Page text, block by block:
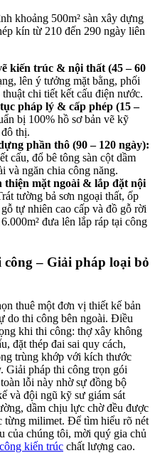
khoảng 500m² sàn xây dựng
kín từ 210 đến 290 ngày liên
kiến trúc & nội thất (45 – 60
lên ý tưởng mặt bằng, phối
chi tiết kết cấu điện nước.
pháp lý & cấp phép (15 –
bị 100% hồ sơ bản vẽ kỹ
thị.
phần thô (90 – 120 ngày):
cấu, đổ bê tông sàn cột dầm
và ngăn chia công năng.
thiện mặt ngoài & lắp đặt nội
tường bả sơn ngoại thất, ốp
tự nhiên cao cấp và đồ gỗ rời
đưa lên lắp ráp tại công
– Giải pháp loại bỏ
thuê một đơn vị thiết kế bản
do thi công bên ngoài. Điều
khi thi công: thợ xây không
đặt thép đai sai quy cách,
trùng khớp với kích thước
Giải pháp thi công trọn gói
lỗi này nhờ sự đồng bộ
và đội ngũ kỹ sư giám sát
dầm chịu lực chờ đều được
từng milimet. Để tìm hiểu rõ nét
của chúng tôi, mời quý gia chủ
kiến trúc chất lượng cao.